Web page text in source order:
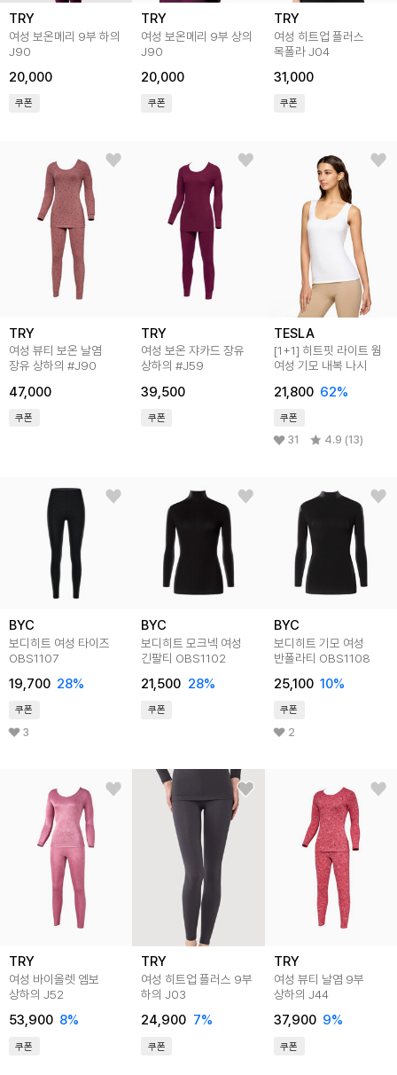
TRY
여성 보온메리 9부 하의
J90
20,000
쿠폰
TRY
여성 보온메리 9부 상의
J90
20,000
쿠폰
TRY
여성 히트업 플러스
목폴라 J04
31,000
쿠폰
TRY
여성 뷰티 보온 날염
장유 상하의 #J90
47,000
쿠폰
TRY
여성 보온 쟈카드 장유
상하의 #J59
39,500
쿠폰
TESLA
[1+1] 히트핏 라이트 웜
여성 기모 내복 나시
21,800 62%
쿠폰
31 4.9 (13)
BYC
보디히트 여성 타이즈
OBS1107
19,700 28%
쿠폰
3
BYC
보디히트 모크넥 여성
긴팔티 OBS1102
21,500 28%
쿠폰
BYC
보디히트 기모 여성
반폴라티 OBS1108
25,100 10%
쿠폰
2
TRY
여성 바이올렛 엠보
상하의 J52
53,900 8%
쿠폰
TRY
여성 히트업 플러스 9부
하의 J03
24,900 7%
쿠폰
TRY
여성 뷰티 날염 9부
상하의 J44
37,900 9%
쿠폰